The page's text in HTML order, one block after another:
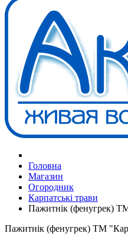
Головна
Магазин
Огородник
Карпатські трави
Пажитнік (фенугрек)
Пажитнік (фенугрек) ТМ